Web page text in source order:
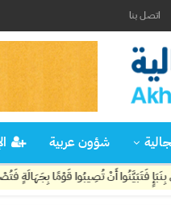
اتصل بنا
شؤون عربية
أَنْ تُصِيبُوا قَوْمًا بِجَهَالَةٍ فَتُصْبِحُوا